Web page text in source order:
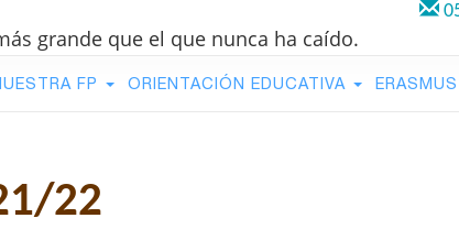
grande que el que nunca ha caído.
FP ORIENTACIÓN EDUCATIVA
22